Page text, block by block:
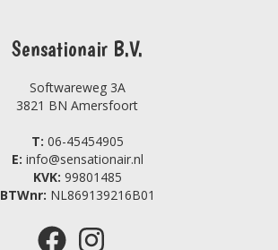
Sensationair B.V.
Softwareweg 3A
3821 BN Amersfoort
T: 06-45454905
E: info@sensationair.nl
KVK: 99801485
BTWnr: NL869139216B01